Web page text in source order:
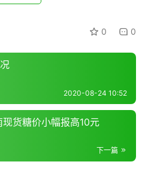
0 0
2020-08-24 10:52
货糖价小幅报高10元
下一篇